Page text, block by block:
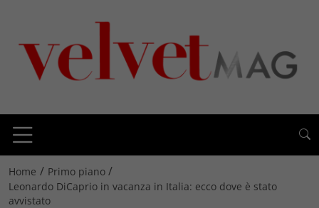
Home / Primo piano /
Leonardo DiCaprio in vacanza in Italia: ecco dove è stato
avvistato